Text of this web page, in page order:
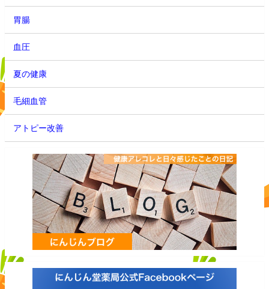
胃腸
血圧
夏の健康
毛細血管
アトピー改善